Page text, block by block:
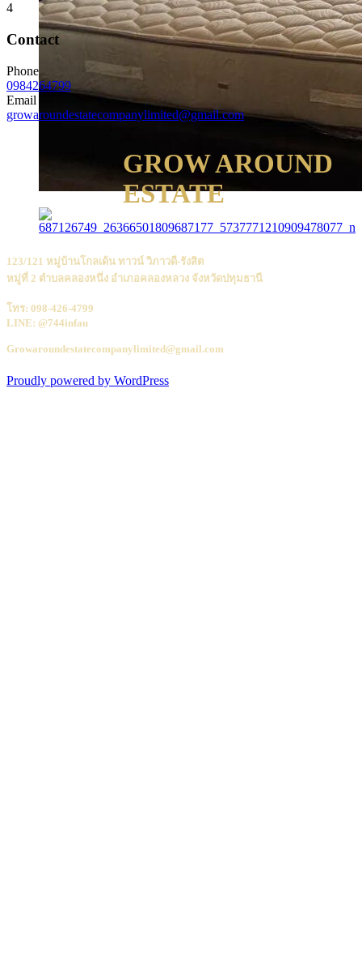
4
Contact
Phone
0984264799
Email
growaroundestatecompanylimited@gmail.com
GROW AROUND
ESTATE
123/121 หมู่บ้านโกลเด้น ทาวน์ วิภาวดี-รังสิต
หมู่ที่ 2 ตำบลคลองหนึ่ง อำเภอคลองหลวง จังหวัดปทุมธานี
โทร: 098-426-4799
LINE: @744infau
Growaroundestatecompanylimited@gmail.com
Proudly powered by WordPress